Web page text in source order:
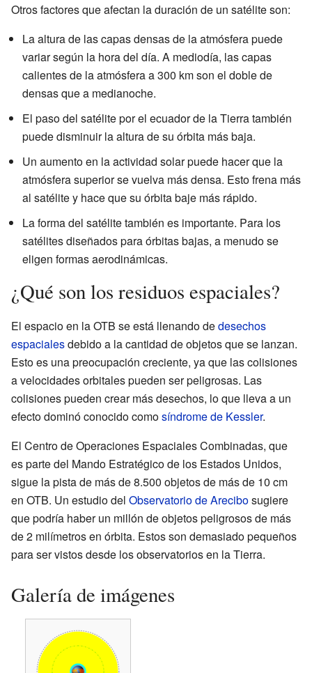
Otros factores que afectan la duración de un satélite son:
La altura de las capas densas de la atmósfera puede
variar según la hora del día. A mediodía, las capas
calientes de la atmósfera a 300 km son el doble de
densas que a medianoche.
El paso del satélite por el ecuador de la Tierra también
puede disminuir la altura de su órbita más baja.
Un aumento en la actividad solar puede hacer que la
atmósfera superior se vuelva más densa. Esto frena más
al satélite y hace que su órbita baje más rápido.
La forma del satélite también es importante. Para los
satélites diseñados para órbitas bajas, a menudo se
eligen formas aerodinámicas.
¿Qué son los residuos espaciales?
El espacio en la OTB se está llenando dedesechos
espacialesdebido a la cantidad de objetos que se lanzan.
Esto es una preocupación creciente, ya que las colisiones
a velocidades orbitales pueden ser peligrosas. Las
colisiones pueden crear más desechos, lo que lleva a un
efecto dominó conocido comosíndrome de Kessler.
El Centro de Operaciones Espaciales Combinadas, que
es parte del Mando Estratégico de los Estados Unidos,
sigue la pista de más de 8.500 objetos de más de 10 cm
en OTB. Un estudio del Observatorio de Arecibosugiere
que podría haber un millón de objetos peligrosos de más
de 2 milímetros en órbita. Estos son demasiado pequeños
para ser vistos desde los observatorios en la Tierra.
Galería de imágenes